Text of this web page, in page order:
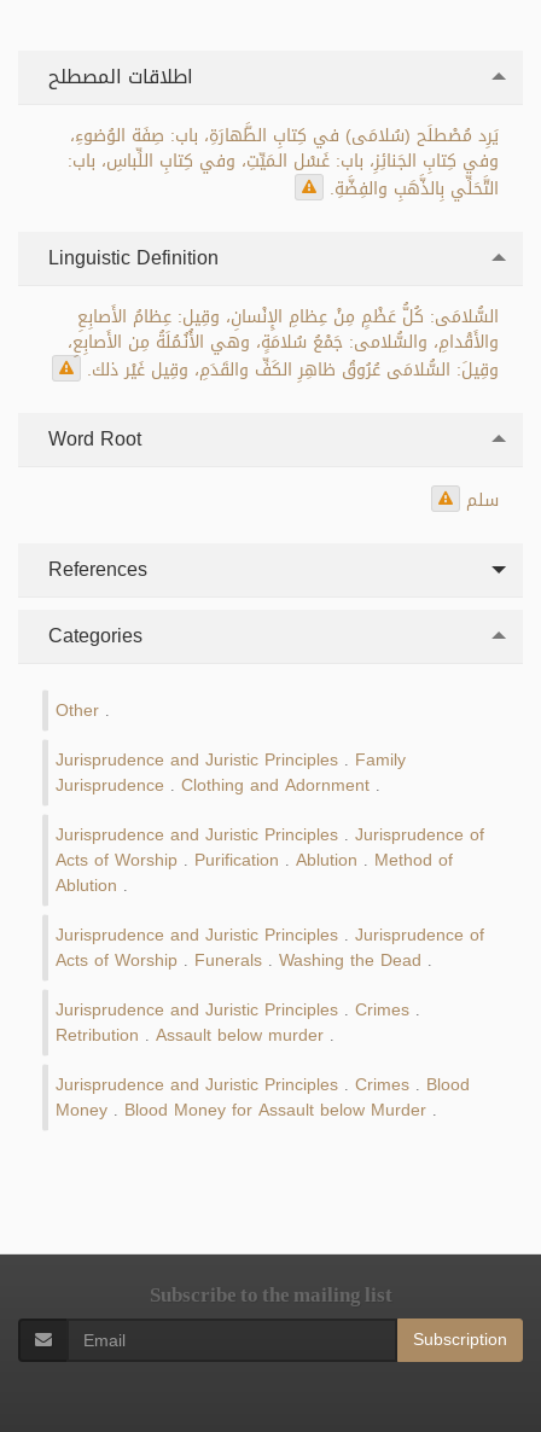
اطلاقات المصطلح
يَرِد مُصْطلَح (سُلامَى) في كِتابِ الطَّهارَةِ، باب: صِفَة الوُضوءِ،
وفي كِتابِ الجَنائِزِ، باب: غَسْل الـمَيِّتِ، وفي كِتابِ اللِّباسِ، باب:
التَّحَلِّي بِالذَّهَبِ والفِضَّةِ.
Linguistic Definition
السُّلامَى: كُلُّ عَظْمٍ مِنْ عِظامِ الإِنْسانِ، وقِيل: عِظامُ الأَصابِعِ
والأَقْدامِ، والسُّلامى: جَمْعُ سُلامَةٍ، وهي الأُنُـمُلَةُ مِن الأَصابِعِ،
وقِيلَ: السُّلامَى عُرُوقُ ظاهِرِ الكَفِّ والقَدَمِ، وقِيل غَيْر ذلك.
Word Root
سلم
References
Categories
Other
Jurisprudence and Juristic Principles Family
Jurisprudence Clothing and Adornment
Jurisprudence and Juristic Principles Jurisprudence of
Acts of Worship Purification Ablution Method of
Ablution
Jurisprudence and Juristic Principles Jurisprudence of
Acts of Worship Funerals Washing the Dead
Jurisprudence and Juristic Principles Crimes
Retribution Assault below murder
Jurisprudence and Juristic Principles Crimes Blood
Money Blood Money for Assault below Murder
Subscribe to the mailing list
Subscription